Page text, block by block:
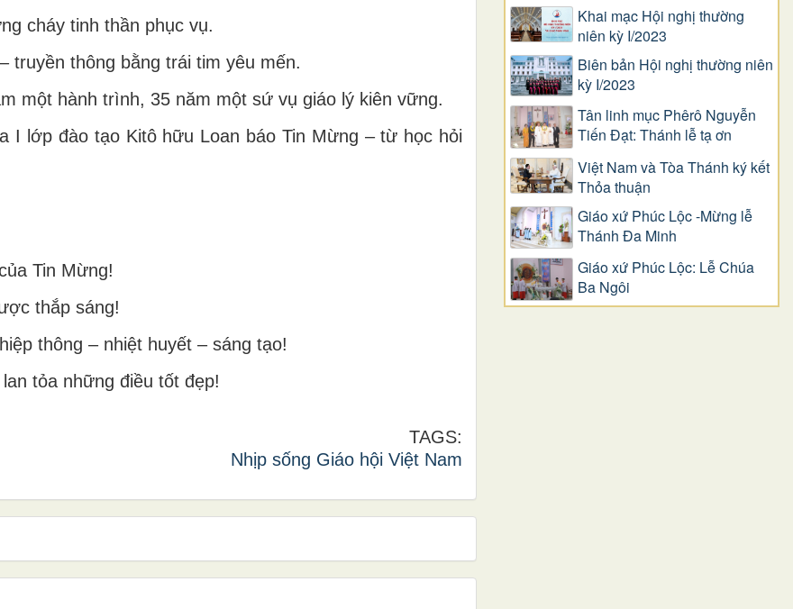
cháy tinh thần phục vụ.
truyền thông bằng trái tim yêu mến.
một hành trình, 35 năm một sứ vụ giáo lý kiên vững.
I lớp đào tạo Kitô hữu Loan báo Tin Mừng – từ học hỏi
Tin Mừng!
thắp sáng!
thông – nhiệt huyết – sáng tạo!
tỏa những điều tốt đẹp!
TAGS:
Nhịp sống Giáo hội Việt Nam
Khai mạc Hội nghị thường
niên kỳ I/2023
Biên bản Hội nghị thường niên
kỳ I/2023
Tân linh mục Phêrô Nguyễn
Tiến Đạt: Thánh lễ tạ ơn
Việt Nam và Tòa Thánh ký kết
Thỏa thuận
Giáo xứ Phúc Lộc -Mừng lễ
Thánh Đa Minh
Giáo xứ Phúc Lộc: Lễ Chúa
Ba Ngôi